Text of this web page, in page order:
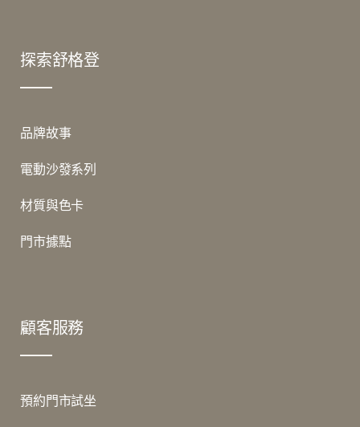
探索舒格登
品牌故事
電動沙發系列
材質與色卡
門市據點
顧客服務
預約門市試坐